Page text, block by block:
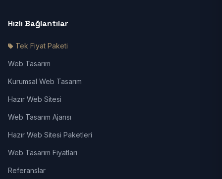
Hızlı Bağlantılar
Tek Fiyat Paketi
Web Tasarım
Kurumsal Web Tasarım
Hazır Web Sitesi
Web Tasarım Ajansı
Hazır Web Sitesi Paketleri
Web Tasarım Fiyatları
Referanslar